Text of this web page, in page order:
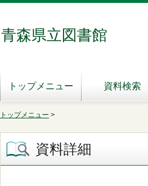
青森県立図書館
トップメニュー 資料検索
トップメニュー >
資料詳細